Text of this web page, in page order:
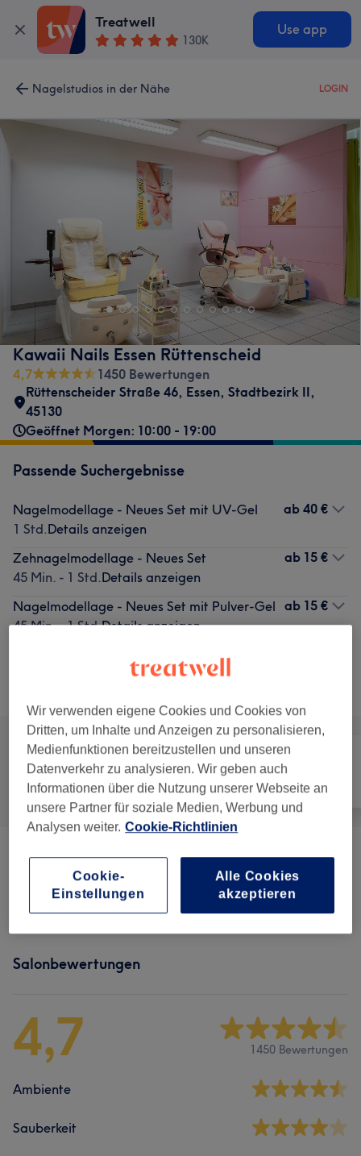
Treatwell
130K
Use app
Nagelstudios in der Nähe LOGIN
Kawaii Nails Essen Rüttenscheid
4,7
1450 Bewertungen
Rüttenscheider Straße 46, Essen, Stadtbezirk II,
45130
Geöffnet Morgen: 10:00 - 19:00
Passende Suchergebnisse
Nagelmodellage - Neues Set mit UV-Gel
1 Std.Details anzeigen
ab 40 €
Zehnagelmodellage - Neues Set
45 Min. - 1 Std.Details anzeigen
ab 15 €
Nagelmodellage - Neues Set mit Pulver-Gel
45 Min. - 1 Std.Details anzeigen
ab 15 €
Nicht gefunden wonach du gesucht hast?
Alle Nägel Gesicht
Maniküre & Pediküre (4) ab 10 €
Nagelmodellage (6) ab 15 €
Salonbewertungen
4,7 1450 Bewertungen
Ambiente
Sauberkeit
Wir verwenden eigene Cookies und Cookies von
Dritten, um Inhalte und Anzeigen zu personalisieren,
Medienfunktionen bereitzustellen und unseren
Datenverkehr zu analysieren. Wir geben auch
Informationen über die Nutzung unserer Webseite an
unsere Partner für soziale Medien, Werbung und
Analysen weiter. Cookie-Richtlinien
Cookie-
Einstellungen
Alle Cookies
akzeptieren